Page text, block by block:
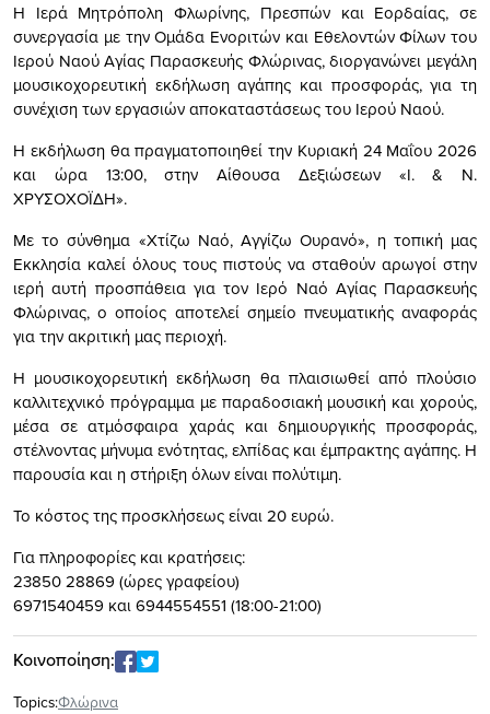
Η Ιερά Μητρόπολη Φλωρίνης, Πρεσπών και Εορδαίας, σε
συνεργασία με την Ομάδα Ενοριτών και Εθελοντών Φίλων του
Ιερού Ναού Αγίας Παρασκευής Φλώρινας, διοργανώνει μεγάλη
μουσικοχορευτική εκδήλωση αγάπης και προσφοράς, για τη
συνέχιση των εργασιών αποκαταστάσεως του Ιερού Ναού.
Η εκδήλωση θα πραγματοποιηθεί την Κυριακή 24 Μαΐου 2026
και ώρα 13:00, στην Αίθουσα Δεξιώσεων «Ι. & Ν.
ΧΡΥΣΟΧΟΪΔΗ».
Με το σύνθημα «Χτίζω Ναό, Αγγίζω Ουρανό», η τοπική μας
Εκκλησία καλεί όλους τους πιστούς να σταθούν αρωγοί στην
ιερή αυτή προσπάθεια για τον Ιερό Ναό Αγίας Παρασκευής
Φλώρινας, ο οποίος αποτελεί σημείο πνευματικής αναφοράς
για την ακριτική μας περιοχή.
Η μουσικοχορευτική εκδήλωση θα πλαισιωθεί από πλούσιο
καλλιτεχνικό πρόγραμμα με παραδοσιακή μουσική και χορούς,
μέσα σε ατμόσφαιρα χαράς και δημιουργικής προσφοράς,
στέλνοντας μήνυμα ενότητας, ελπίδας και έμπρακτης αγάπης. Η
παρουσία και η στήριξη όλων είναι πολύτιμη.
Το κόστος της προσκλήσεως είναι 20 ευρώ.
Για πληροφορίες και κρατήσεις:
23850 28869 (ώρες γραφείου)
6971540459 και 6944554551 (18:00-21:00)
Κοινοποίηση:
Topics:Φλώρινα